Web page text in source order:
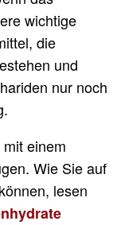
wichtige
die
und
nur noch
einem
Wie Sie auf
lesen